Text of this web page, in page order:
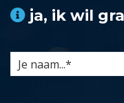
ja, ik wil